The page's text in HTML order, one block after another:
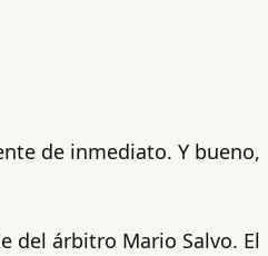
de inmediato. Y bueno,
del árbitro Mario Salvo. El